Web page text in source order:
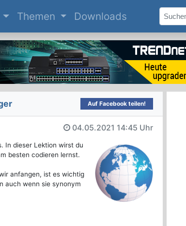
Themen Downloads
Auf Facebook teilen!
04.05.2021 14:45 Uhr
In dieser Lektion wirst du
besten codieren lernst.
anfangen, ist es wichtig
auch wenn sie synonym